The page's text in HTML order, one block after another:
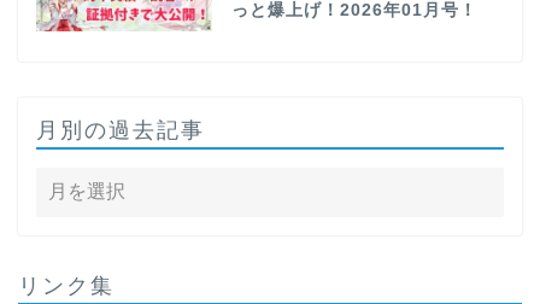
っと爆上げ！2026年01月号！
月別の過去記事
リンク集